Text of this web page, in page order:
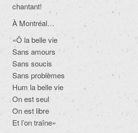
chantant!
À Montréal…
«Ô la belle vie
Sans amours
Sans soucis
Sans problèmes
Hum la belle vie
On est seul
On est libre
Et l’on traîne»